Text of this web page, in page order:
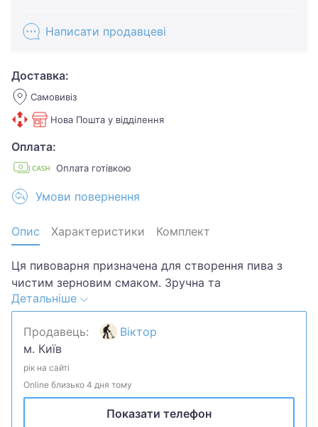
Написати продавцеві
Доставка:
Самовивіз
Нова Пошта у відділення
Оплата:
Оплата готівкою
Умови повернення
Опис Характеристики Комплект
Ця пивоварня призначена для створення пива з
чистим зерновим смаком. Зручна та
багатофункціональна панель управління спрощує
весь процес пивоваріння, роблячи його більш
цікавим. У комплект входять всі необхідні деталі та
аксесуари для збирання пивоварні, як для великих,
так і для малих обсягів. Будь то ваше нове хобі або
перспектива створення продукту для бізнесу,
додайте цю систему до свого списку та відкрийте
для себе світ пивоваріння.
Детальніше
Продавець:
Віктор
м. Київ
рік на сайті
Online близько 4 дня тому
Показати телефон